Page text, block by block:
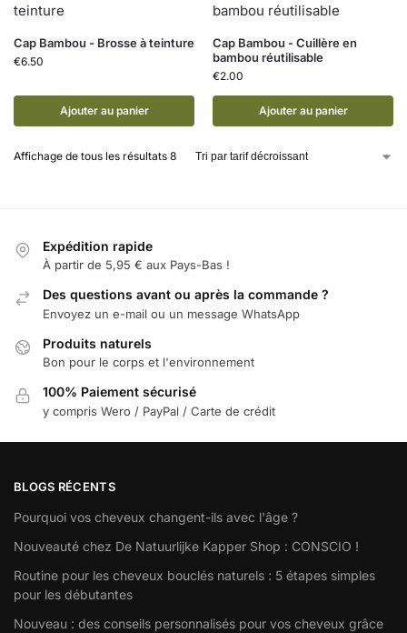
Cap Bambou - Brosse à teinture
€6.50
Ajouter au panier
Cap Bambou - Cuillère en
bambou réutilisable
€2.00
Ajouter au panier
Affichage de tous les résultats 8
Expédition rapide
À partir de 5,95 € aux Pays-Bas !
Des questions avant ou après la commande ?
Envoyez un e-mail ou un message WhatsApp
Produits naturels
Bon pour le corps et l'environnement
100% Paiement sécurisé
y compris Wero / PayPal / Carte de crédit
BLOGS RÉCENTS
Pourquoi vos cheveux changent-ils avec l'âge ?
Nouveauté chez De Natuurlijke Kapper Shop : CONSCIO !
Routine pour les cheveux bouclés naturels : 5 étapes simples
pour les débutantes
Nouveau : des conseils personnalisés pour vos cheveux grâce